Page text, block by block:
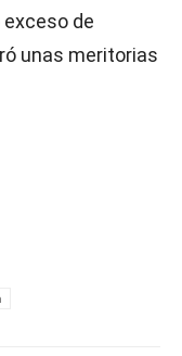
de
unas meritorias